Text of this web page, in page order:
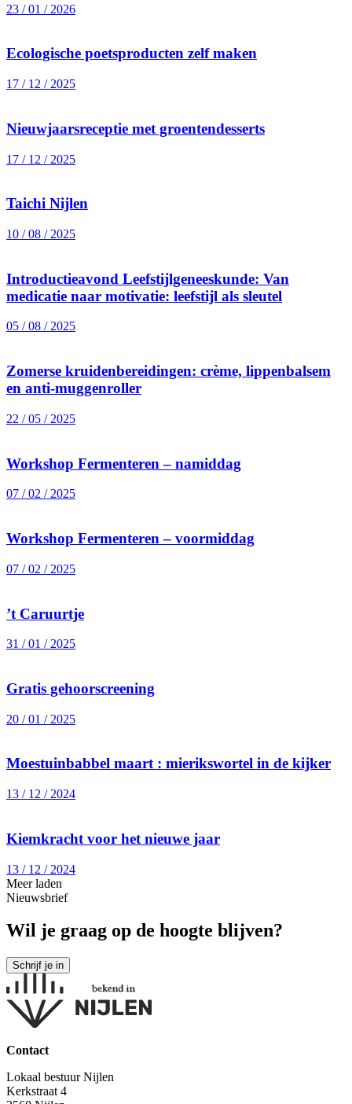
23 / 01 / 2026
Ecologische poetsproducten zelf maken
17 / 12 / 2025
Nieuwjaarsreceptie met groentendesserts
17 / 12 / 2025
Taichi Nijlen
10 / 08 / 2025
Introductieavond Leefstijlgeneeskunde: Van
medicatie naar motivatie: leefstijl als sleutel
05 / 08 / 2025
Zomerse kruidenbereidingen: crème, lippenbalsem
en anti-muggenroller
22 / 05 / 2025
Workshop Fermenteren – namiddag
07 / 02 / 2025
Workshop Fermenteren – voormiddag
07 / 02 / 2025
’t Caruurtje
31 / 01 / 2025
Gratis gehoorscreening
20 / 01 / 2025
Moestuinbabbel maart : mierikswortel in de kijker
13 / 12 / 2024
Kiemkracht voor het nieuwe jaar
13 / 12 / 2024
Meer laden
Nieuwsbrief
Wil je graag op de hoogte blijven?
Contact
Lokaal bestuur Nijlen
Kerkstraat 4